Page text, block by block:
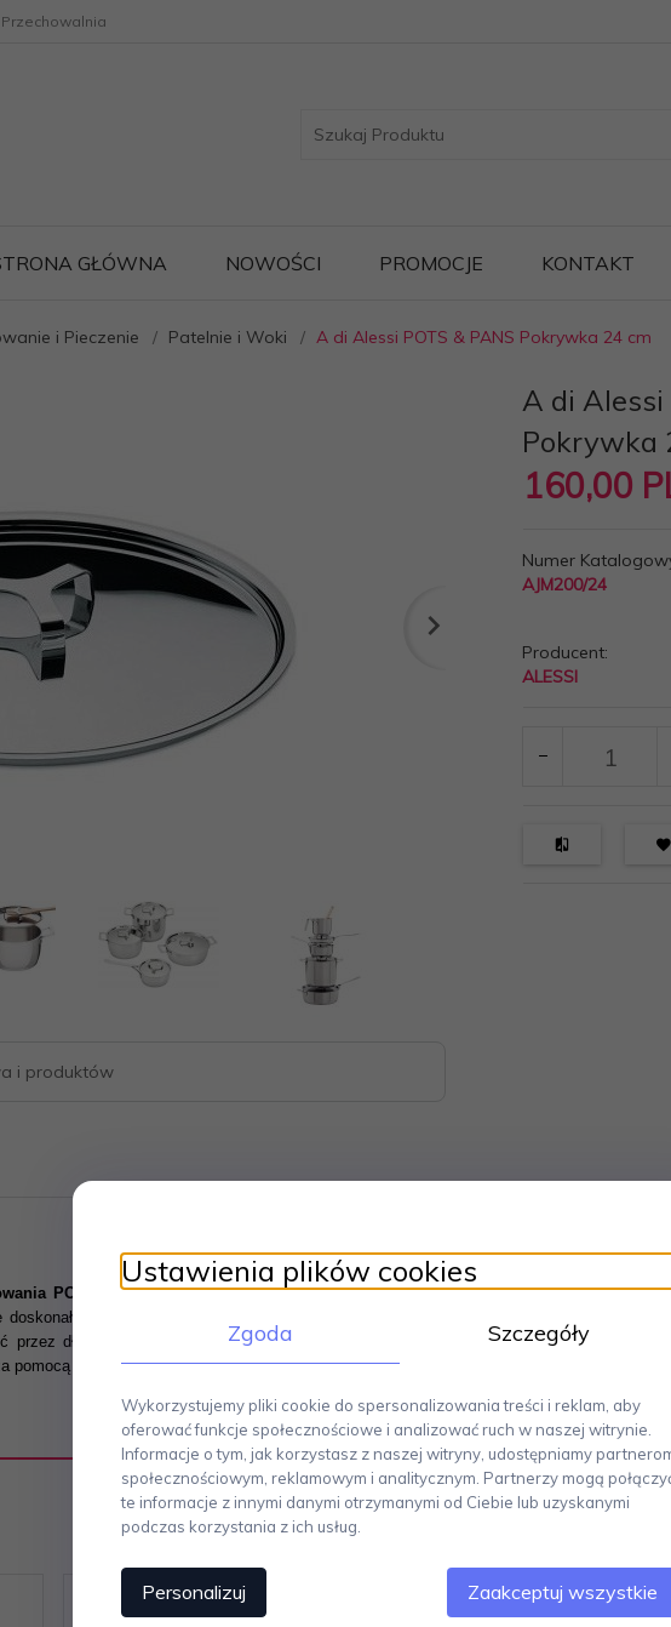
Przechowalnia
GŁÓWNA NOWOŚCI PROMOCJE KONTAKT
i Pieczenie Patelnie i Woki A di Alessi POTS & PANS Pokrywka 24 cm
i produktów
A di Alessi
Pokrywka
160,00
Numer
AJM200/24
Producent:
ALESSI
POTS & PANSzostała zaprojektowana dla włoskiej marki przez Jaspera
doskonałym uzupełnieniem współcześnie urządzonych wnętrz. Zastosowanie wysokiej
przez długie lata.
Pokrywka do garnka,
wykonana został ze stali nierdzewnej 18/10.
pomocą drewnianej łyżki.Wymiary: średnica 24 cm. Można myć w zmywarce.
Polecamy
Ustawienia plików cookies
Zgoda Szczegóły
Wykorzystujemy pliki cookie do spersonalizowania treści i reklam, aby
oferować funkcje społecznościowe i analizować ruch w naszej witrynie.
Informacje o tym, jak korzystasz z naszej witryny, udostępniamy
społecznościowym, reklamowym i analitycznym. Partnerzy mogą
te informacje z innymi danymi otrzymanymi od Ciebie lub uzyskanymi
podczas korzystania z ich usług.
Personalizuj Zaakceptuj wszystkie